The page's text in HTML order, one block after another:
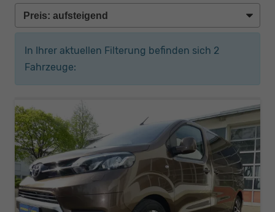
In Ihrer aktuellen Filterung befinden sich 2
Fahrzeuge: